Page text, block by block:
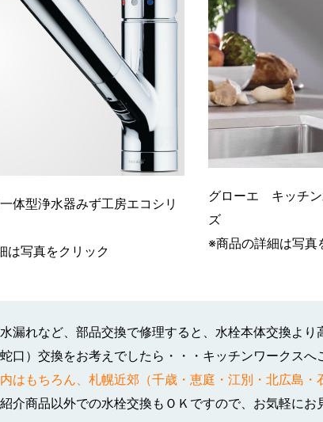
体型浄水器みず工房エコシリ
は写真をクリック
グローエ キッチン
ズ
※商品の詳細は写真
漏れなど、部品交換で修理すると、水栓本体交換より
口）交換をお考えでしたら・・・キッチンワークスへ
はもちろん、札幌近郊（千歳・恵庭・江別・北広島
介商品以外での水栓交換もＯＫですので、お気軽にお